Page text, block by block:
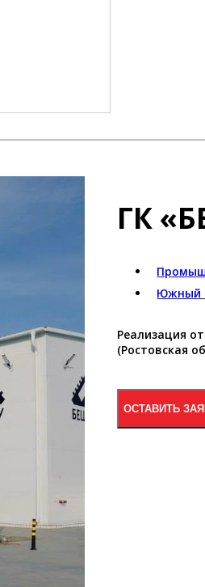
ГК
Южный
Реализация
(Ростовская
ОСТАВИТЬ